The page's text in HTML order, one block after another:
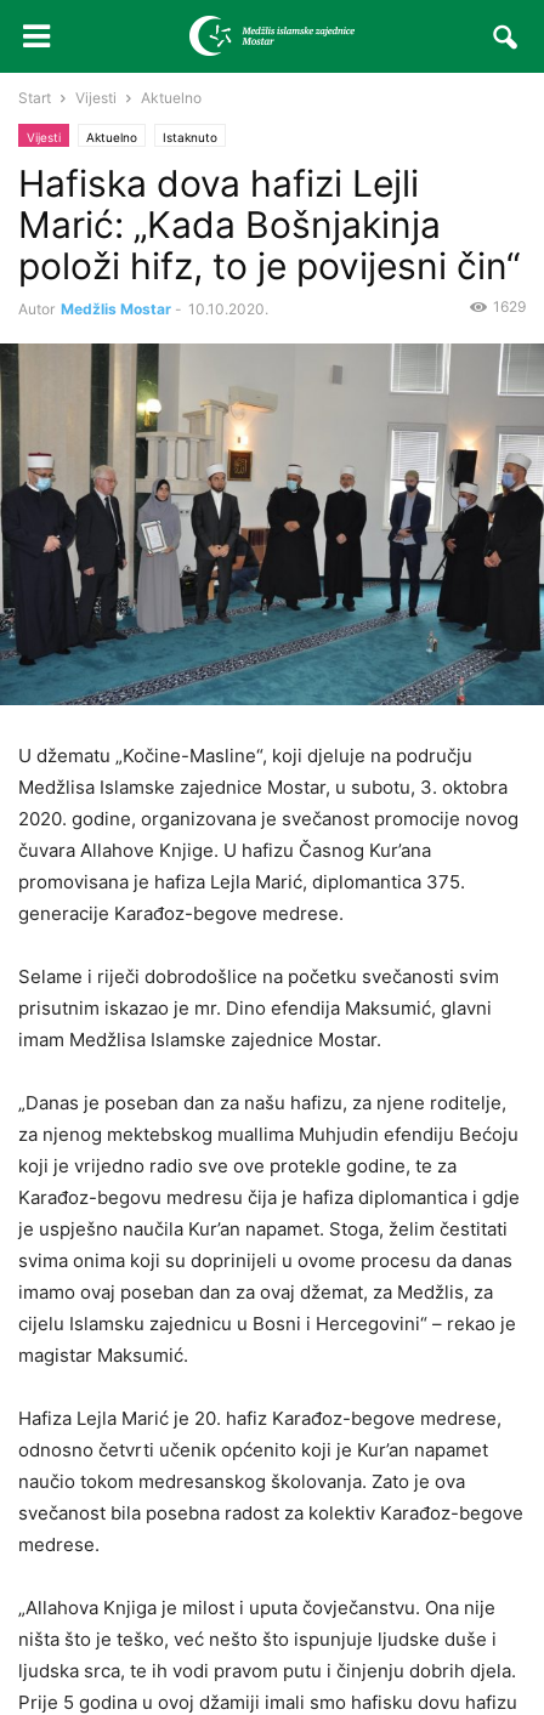
Start Vijesti Aktuelno
Vijesti Aktuelno Istaknuto
Hafiska dova hafizi Lejli
Marić: „Kada Bošnjakinja
položi hifz, to je povijesni čin“
Autor Medžlis Mostar - 10.10.2020. 1629
U džematu „Kočine-Masline“, koji djeluje na području
Medžlisa Islamske zajednice Mostar, u subotu, 3. oktobra
2020. godine, organizovana je svečanost promocije novog
čuvara Allahove Knjige. U hafizu Časnog Kur’ana
promovisana je hafiza Lejla Marić, diplomantica 375.
generacije Karađoz-begove medrese.
Selame i riječi dobrodošlice na početku svečanosti svim
prisutnim iskazao je mr. Dino efendija Maksumić, glavni
imam Medžlisa Islamske zajednice Mostar.
„Danas je poseban dan za našu hafizu, za njene roditelje,
za njenog mektebskog muallima Muhjudin efendiju Bećoju
koji je vrijedno radio sve ove protekle godine, te za
Karađoz-begovu medresu čija je hafiza diplomantica i gdje
je uspješno naučila Kur’an napamet. Stoga, želim čestitati
svima onima koji su doprinijeli u ovome procesu da danas
imamo ovaj poseban dan za ovaj džemat, za Medžlis, za
cijelu Islamsku zajednicu u Bosni i Hercegovini“ – rekao je
magistar Maksumić.
Hafiza Lejla Marić je 20. hafiz Karađoz-begove medrese,
odnosno četvrti učenik općenito koji je Kur’an napamet
naučio tokom medresanskog školovanja. Zato je ova
svečanost bila posebna radost za kolektiv Karađoz-begove
medrese.
„Allahova Knjiga je milost i uputa čovječanstvu. Ona nije
ništa što je teško, već nešto što ispunjuje ljudske duše i
ljudska srca, te ih vodi pravom putu i činjenju dobrih djela.
Prije 5 godina u ovoj džamiji imali smo hafisku dovu hafizu